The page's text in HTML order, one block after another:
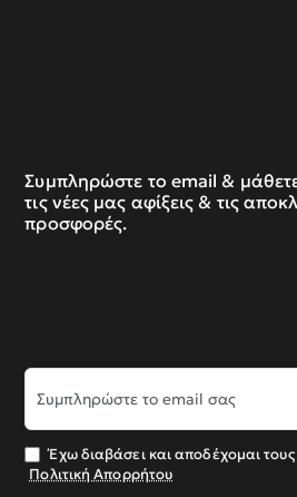
Συμπληρώστε το email &
τις νέες μας αφίξεις & τις
προσφορές.
Συμπληρώστε
το
email
σας
Έχω διαβάσει και αποδέχομαι τους
Πολιτική Απορρήτου